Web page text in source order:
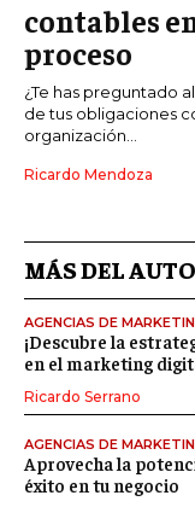
contables
proceso
¿Te has preguntado
de tus obligaciones
organización...
Ricardo Mendoza
MÁS DEL
AGENCIAS DE
¡Descubre la
en el marketing
Ricardo Serrano
AGENCIAS DE
Aprovecha la
éxito en tu negocio